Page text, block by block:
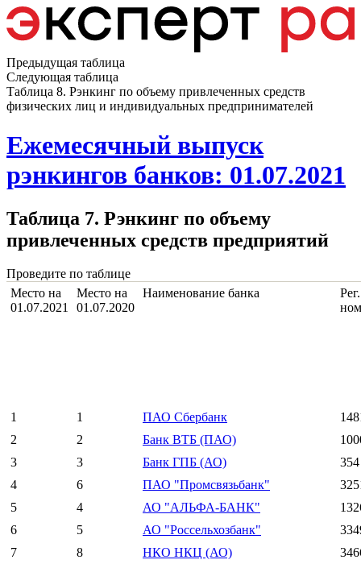
Предыдущая таблица
Следующая таблица
Таблица 8. Рэнкинг по объему привлеченных средств
физических лиц и индивидуальных предпринимателей
Ежемесячный выпуск
рэнкингов банков: 01.07.2021
Таблица 7. Рэнкинг по объему
привлеченных средств предприятий
Проведите по таблице
Место на
01.07.2021
Место на
01.07.2020
Наименование банка
Рег.
1 1 ПАО Сбербанк
2
2 Банк ВТБ (ПАО)
3
3 Банк ГПБ (АО)
354
4
6 ПАО "Промсвязьбанк"
5
4 АО "АЛЬФА-БАНК"
6
5 АО "Россельхозбанк"
7
8 НКО НКЦ (АО)